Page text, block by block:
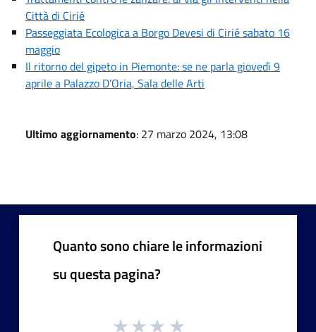
Città di Cirié
Passeggiata Ecologica a Borgo Devesi di Cirié sabato 16
maggio
Il ritorno del gipeto in Piemonte: se ne parla giovedì 9
aprile a Palazzo D’Oria, Sala delle Arti
Ultimo aggiornamento: 27 marzo 2024, 13:08
Quanto sono chiare le informazioni
su questa pagina?